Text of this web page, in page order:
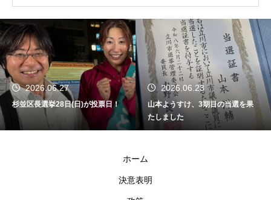
2026.06.27
杉並区長選挙28日(日)が投票日！
2026.06.23
山本ようすけ、3期目の当選を果
たしました
ホーム
決意表明